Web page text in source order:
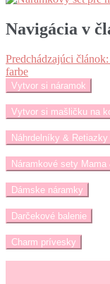
Navigácia v
Predchádzajúci článok:
farbe
Vytvor si náramok
Vytvor si mašličku na
Náhrdelníky & Retiazky
Náramkové sety Mama
Dámske náramky
Darčekové balenie
Charm prívesky